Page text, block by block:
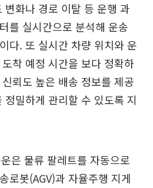
변화나 경로 이탈 등 운행 과
를 실시간으로 분석해 운송
다. 또 실시간 차량 위치와 운
착 예정 시간을 보다 정확하
뢰도 높은 배송 정보를 제공
밀하게 관리할 수 있도록 지
은 물류 팔레트를 자동으로
로봇(AGV)과 자율주행 지게